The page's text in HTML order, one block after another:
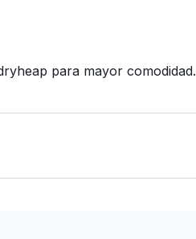
para mayor comodidad.